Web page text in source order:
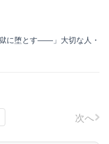
に堕とす――」大切な人・
次へ